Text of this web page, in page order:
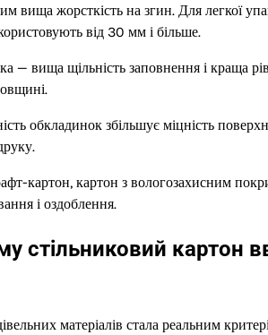
вища жорсткість на згин. Для легкої
від 30 мм і більше.
— вища щільність заповнення і краща
обкладинок збільшує міцність
картон, картон з вологозахисним
і оздоблення.
стільниковий картон
матеріалів стала реальним